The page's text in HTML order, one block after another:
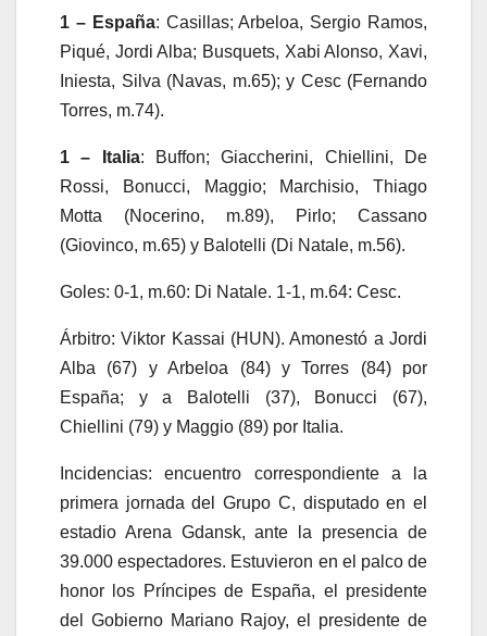
1 – España: Casillas; Arbeloa, Sergio Ramos,
Piqué, Jordi Alba; Busquets, Xabi Alonso, Xavi,
Iniesta, Silva (Navas, m.65); y Cesc (Fernando
Torres, m.74).
1 – Italia: Buffon; Giaccherini, Chiellini, De
Rossi, Bonucci, Maggio; Marchisio, Thiago
Motta (Nocerino, m.89), Pirlo; Cassano
(Giovinco, m.65) y Balotelli (Di Natale, m.56).
Goles: 0-1, m.60: Di Natale. 1-1, m.64: Cesc.
Árbitro: Viktor Kassai (HUN). Amonestó a Jordi
Alba (67) y Arbeloa (84) y Torres (84) por
España; y a Balotelli (37), Bonucci (67),
Chiellini (79) y Maggio (89) por Italia.
Incidencias: encuentro correspondiente a la
primera jornada del Grupo C, disputado en el
estadio Arena Gdansk, ante la presencia de
39.000 espectadores. Estuvieron en el palco de
honor los Príncipes de España, el presidente
del Gobierno Mariano Rajoy, el presidente de